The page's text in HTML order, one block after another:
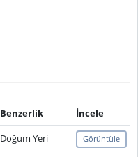
Benzerlik
İncele
Doğum Yeri Görüntüle